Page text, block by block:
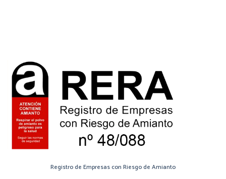
Registro de Empresas con Riesgo de Amianto